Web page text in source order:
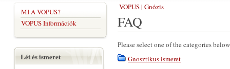
VOPUS | Gnózis
FAQ
Please select one of the categories
Gnosztikus ismeret
MI A VOPUS?
VOPUS Információk
Lét és ismeret